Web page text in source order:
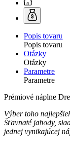
Popis tovaru
Popis tovaru
Otázky
Otázky
Parametre
Parametre
Prémiové náplne
Výber toho
Šťavnaté jahody,
jednej vynikajúcej